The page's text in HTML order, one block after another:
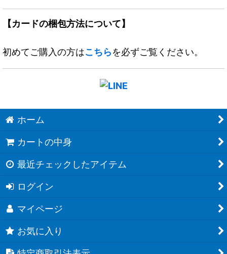
【カードの梱包方法について】
初めてご購入の方はこちらを必ずご覧ください。
ホーム
カートの中身
最近チェックしたアイテム
ログイン
マイページ
お気に入り